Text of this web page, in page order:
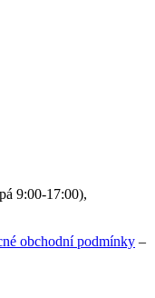
9:00-17:00),
obchodní podmínky –